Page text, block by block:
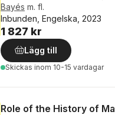
Bayés m. fl.
Inbunden, Engelska, 2023
1 827 kr
Lägg till
Skickas inom 10-15 vardagar
Role of the History of